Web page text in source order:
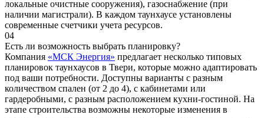
локальные очистные сооружения), газоснабжение (при
наличии магистрали). В каждом таунхаусе установлены
современные счетчики учета ресурсов.
04
Есть ли возможность выбрать планировку?
Компания «МСК Энергия» предлагает несколько типовых
планировок таунхаусов в Твери, которые можно адаптировать
под ваши потребности. Доступны варианты с разным
количеством спален (от 2 до 4), с кабинетами или
гардеробными, с разным расположением кухни-гостиной. На
этапе строительства возможны некоторые изменения в